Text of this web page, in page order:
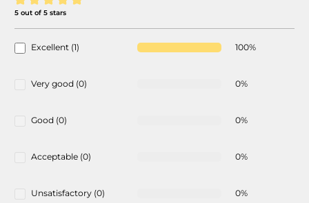
Average rating of 5 out of 5 stars
5 out of 5 stars
Excellent (1) 100%
Very good (0) 0%
Good (0) 0%
Acceptable (0) 0%
Unsatisfactory (0) 0%